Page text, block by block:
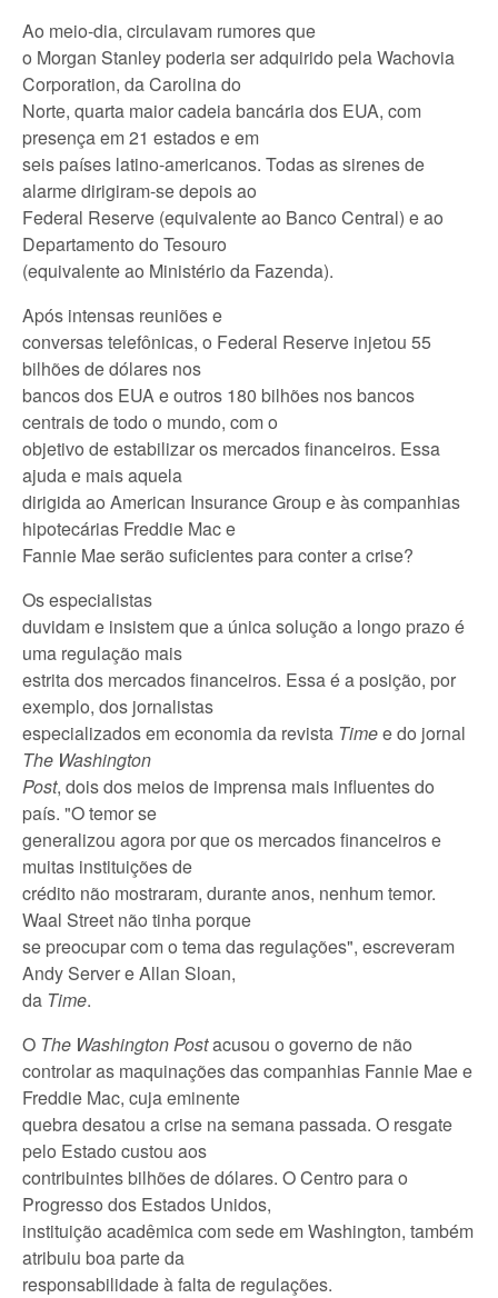
Ao meio-dia, circulavam rumores que
o Morgan Stanley poderia ser adquirido pela Wachovia
Corporation, da Carolina do
Norte, quarta maior cadeia bancária dos EUA, com
presença em 21 estados e em
seis países latino-americanos. Todas as sirenes de
alarme dirigiram-se depois ao
Federal Reserve (equivalente ao Banco Central) e ao
Departamento do Tesouro
(equivalente ao Ministério da Fazenda).
Após intensas reuniões e
conversas telefônicas, o Federal Reserve injetou 55
bilhões de dólares nos
bancos dos EUA e outros 180 bilhões nos bancos
centrais de todo o mundo, com o
objetivo de estabilizar os mercados financeiros. Essa
ajuda e mais aquela
dirigida ao American Insurance Group e às companhias
hipotecárias Freddie Mac e
Fannie Mae serão suficientes para conter a crise?
Os especialistas
duvidam e insistem que a única solução a longo prazo é
uma regulação mais
estrita dos mercados financeiros. Essa é a posição, por
exemplo, dos jornalistas
especializados em economia da revista Timee do jornal
The Washington
Post, dois dos meios de imprensa mais influentes do
país. "O temor se
generalizou agora por que os mercados financeiros e
muitas instituições de
crédito não mostraram, durante anos, nenhum temor.
Waal Street não tinha porque
se preocupar com o tema das regulações", escreveram
Andy Server e Allan Sloan,
da Time.
O The Washington Postacusou o governo de não
controlar as maquinações das companhias Fannie Mae e
Freddie Mac, cuja eminente
quebra desatou a crise na semana passada. O resgate
pelo Estado custou aos
contribuintes bilhões de dólares. O Centro para o
Progresso dos Estados Unidos,
instituição acadêmica com sede em Washington, também
atribuiu boa parte da
responsabilidade à falta de regulações.